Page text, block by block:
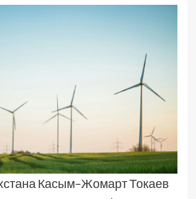
Касым–Жомарт Токаев